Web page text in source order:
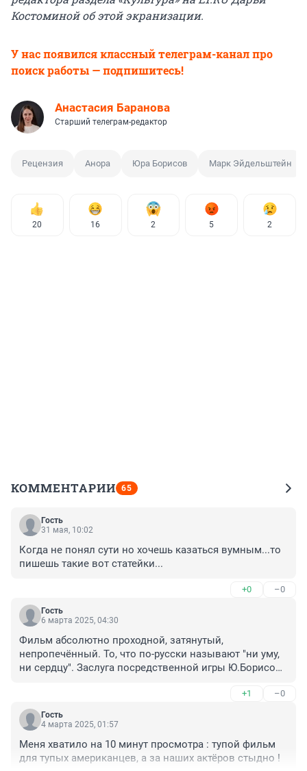
Костоминой об этой экранизации.
У нас появился классный телеграм-канал про
поиск работы — подпишитесь!
Анастасия Баранова
Старший телеграм-редактор
Рецензия Анора Юра Борисов Марк Эйдельштейн
20 16 2 5 2
КОММЕНТАРИИ 65
Гость
31 мая, 10:02
Когда не понял сути но хочешь казаться вумным...то
пишешь такие вот cтaтейки...
+0 –0
Гость
6 марта 2025, 04:30
Фильм абсолютно проходной, затянутый,
непропечённый. То, что по-русски называют "ни уму,
ни сердцу". Заслуга посредственной игры Ю.Борисова
раздражения. Жаль жюри Оскара не знакома с
разносторонним творчеством такого яркого нашего
актера, как Виктор Сухоруков. Он бы показал, как
роль. ИМХО.
+1 –0
Гость
4 марта 2025, 01:57
Меня хватило на 10 минут просмотра : тупой фильм
для тупых американцев, а за наших актёров стыдно !